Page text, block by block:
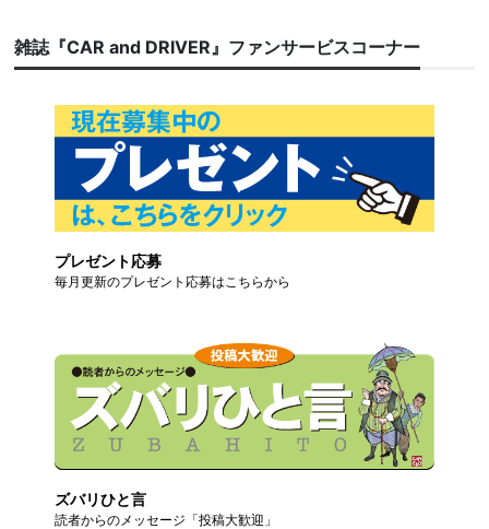
雑誌『CAR and DRIVER』ファンサービスコーナー
プレゼント応募
毎月更新のプレゼント応募はこちらから
ズバリひと言
読者からのメッセージ「投稿大歓迎」